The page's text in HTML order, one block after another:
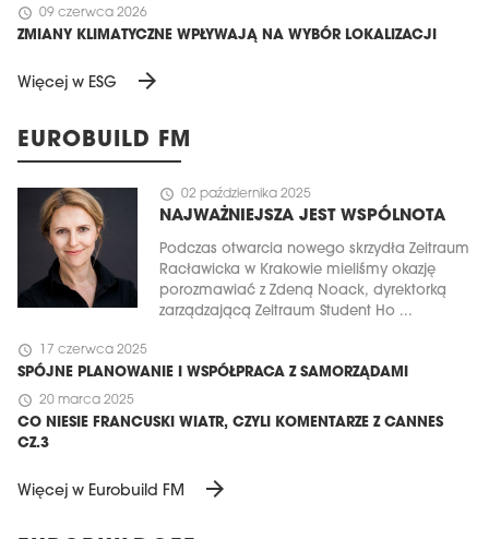
schedule 09 czerwca 2026
ZMIANY KLIMATYCZNE WPŁYWAJĄ NA WYBÓR LOKALIZACJI
Więcej w ESG arrow_forward
EUROBUILD FM
schedule 02 października 2025
NAJWAŻNIEJSZA JEST WSPÓLNOTA
Podczas otwarcia nowego skrzydła Zeitraum
Racławicka w Krakowie mieliśmy okazję
porozmawiać z Zdeną Noack, dyrektorką
zarządzającą Zeitraum Student Ho ...
schedule 17 czerwca 2025
SPÓJNE PLANOWANIE I WSPÓŁPRACA Z SAMORZĄDAMI
schedule 20 marca 2025
CO NIESIE FRANCUSKI WIATR, CZYLI KOMENTARZE Z CANNES
CZ.3
Więcej w Eurobuild FM arrow_forward